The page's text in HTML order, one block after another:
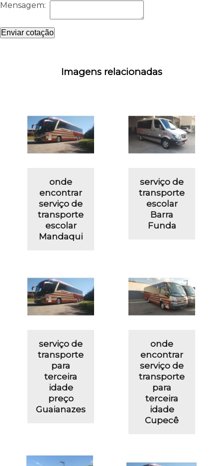
Mensagem:
Enviar cotação
Imagens relacionadas
onde
encontrar
serviço de
transporte
escolar
Mandaqui
serviço de
transporte
escolar
Barra
Funda
serviço de
transporte
para
terceira
idade
preço
Guaianazes
onde
encontrar
serviço de
transporte
para
terceira
idade
Cupecê